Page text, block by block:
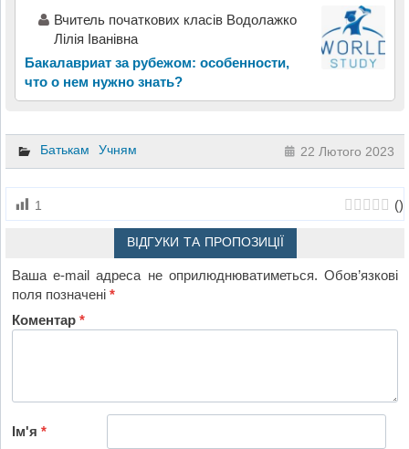
Вчитель початкових класів Водолажко
Лілія Іванівна
Бакалавриат за рубежом: особенности,
что о нем нужно знать?
Батькам Учням 22 Лютого 2023
1 ()
ВІДГУКИ ТА ПРОПОЗИЦІЇ
Ваша e-mail адреса не оприлюднюватиметься. Обов’язкові
поля позначені*
Коментар*
Ім'я*